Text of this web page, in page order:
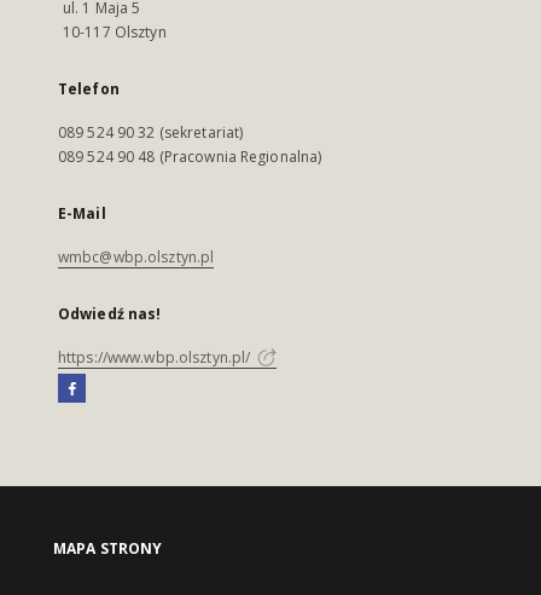
ul. 1 Maja 5
10-117 Olsztyn
Telefon
089 524 90 32 (sekretariat)
089 524 90 48 (Pracownia Regionalna)
E-Mail
wmbc@wbp.olsztyn.pl
Odwiedź nas!
https://www.wbp.olsztyn.pl/
MAPA STRONY